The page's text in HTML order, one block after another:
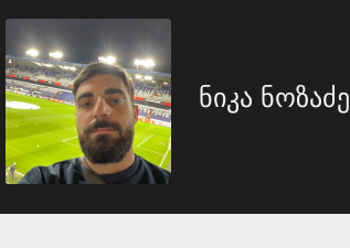
ნიკა ნოზაძე